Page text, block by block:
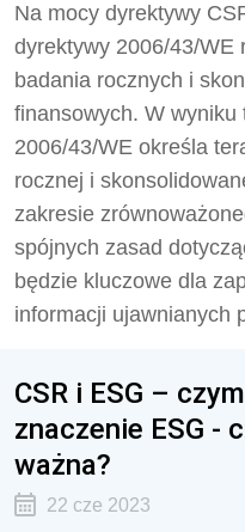
Na mocy dyrektywy
dyrektywy 2006/43/WE
badania rocznych i
finansowych. W
2006/43/WE określa
rocznej i
zakresie
spójnych zasad
będzie kluczowe dla
informacji ujawnianych
CSR i ESG –
znaczenie ESG -
ważna?
22 cze 2023